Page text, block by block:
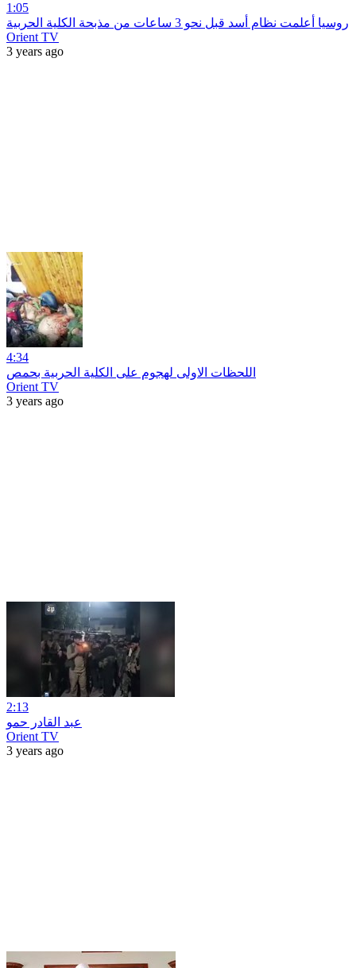
1:05
روسيا أعلمت نظام أسد قبل نحو 3 ساعات من مذبحة الكلية الحربية
Orient TV
3 years ago
4:34
اللحظات الاولى لهجوم على الكلية الحربية بحمص
Orient TV
3 years ago
2:13
عبد القادر حمو
Orient TV
3 years ago